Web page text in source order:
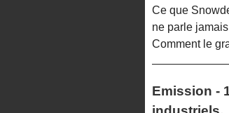
Ce que
ne parle
Comment le
Emission -